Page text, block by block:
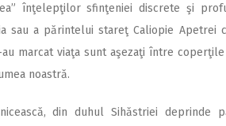
înţelepţilor sfinţeniei discrete şi
sau a părintelui stareţ Caliopie
marcat viaţa sunt aşezaţi între
noastră.
din duhul Sihăstriei deprinde